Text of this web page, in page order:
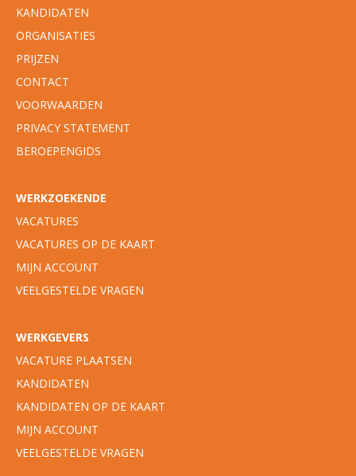
KANDIDATEN
ORGANISATIES
PRIJZEN
CONTACT
VOORWAARDEN
PRIVACY STATEMENT
BEROEPENGIDS
WERKZOEKENDE
VACATURES
VACATURES OP DE KAART
MIJN ACCOUNT
VEELGESTELDE VRAGEN
WERKGEVERS
VACATURE PLAATSEN
KANDIDATEN
KANDIDATEN OP DE KAART
MIJN ACCOUNT
VEELGESTELDE VRAGEN